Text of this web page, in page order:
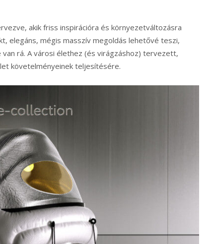
akik friss inspirációra és környezetváltozásra
elegáns, mégis masszív megoldás lehetővé teszi,
rá. A városi élethez (és virágzáshoz) tervezett,
követelményeinek teljesítésére.